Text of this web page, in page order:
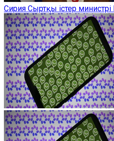
Сирия Сыртқы істер